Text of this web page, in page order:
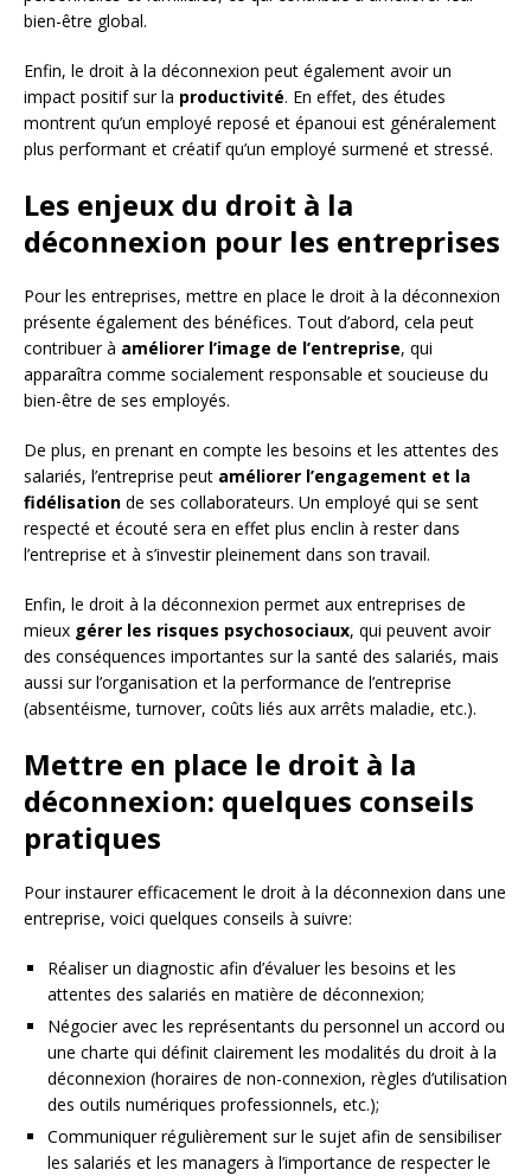
bien-être global.
Enfin, le droit à la déconnexion peut également avoir un
impact positif sur la productivité. En effet, des études
montrent qu’un employé reposé et épanoui est généralement
plus performant et créatif qu’un employé surmené et stressé.
Les enjeux du droit à la
déconnexion pour les entreprises
Pour les entreprises, mettre en place le droit à la déconnexion
présente également des bénéfices. Tout d’abord, cela peut
contribuer à améliorer l’image de l’entreprise, qui
apparaîtra comme socialement responsable et soucieuse du
bien-être de ses employés.
De plus, en prenant en compte les besoins et les attentes des
salariés, l’entreprise peut améliorer l’engagement et la
fidélisation de ses collaborateurs. Un employé qui se sent
respecté et écouté sera en effet plus enclin à rester dans
l’entreprise et à s’investir pleinement dans son travail.
Enfin, le droit à la déconnexion permet aux entreprises de
mieux gérer les risques psychosociaux, qui peuvent avoir
des conséquences importantes sur la santé des salariés, mais
aussi sur l’organisation et la performance de l’entreprise
(absentéisme, turnover, coûts liés aux arrêts maladie, etc.).
Mettre en place le droit à la
déconnexion: quelques conseils
pratiques
Pour instaurer efficacement le droit à la déconnexion dans une
entreprise, voici quelques conseils à suivre:
Réaliser un diagnostic afin d’évaluer les besoins et les
attentes des salariés en matière de déconnexion;
Négocier avec les représentants du personnel un accord ou
une charte qui définit clairement les modalités du droit à la
déconnexion (horaires de non-connexion, règles d’utilisation
des outils numériques professionnels, etc.);
Communiquer régulièrement sur le sujet afin de sensibiliser
les salariés et les managers à l’importance de respecter le